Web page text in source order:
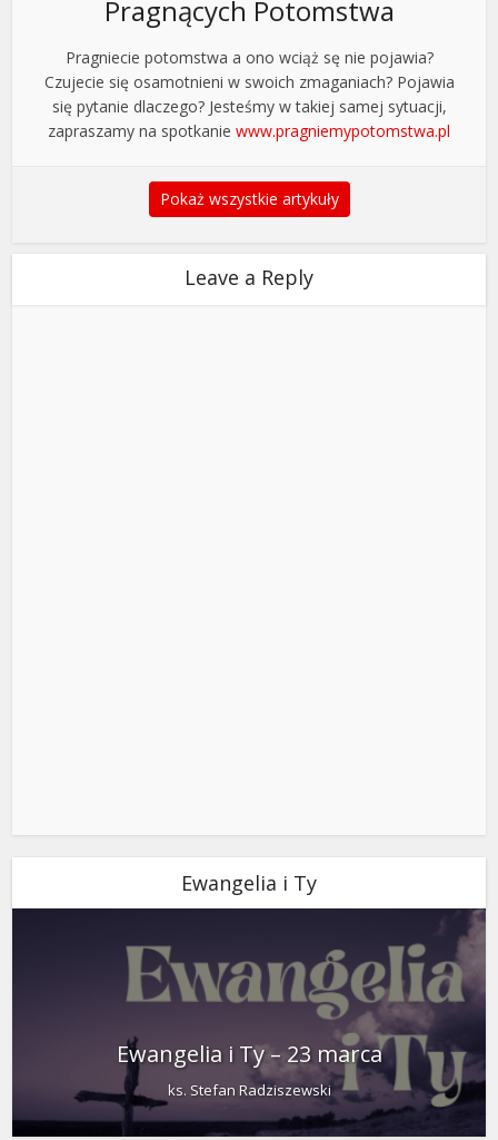
Pragnących Potomstwa
Pragniecie potomstwa a ono wciąż sę nie pojawia?
Czujecie się osamotnieni w swoich zmaganiach? Pojawia
się pytanie dlaczego? Jesteśmy w takiej samej sytuacji,
zapraszamy na spotkanie www.pragniemypotomstwa.pl
Pokaż wszystkie artykuły
Leave a Reply
Ewangelia i Ty
Ewangelia i Ty – 23 marca
ks. Stefan Radziszewski